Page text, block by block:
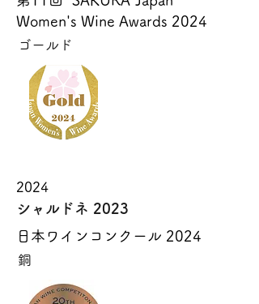
Women's Wine Awards 2024
ゴールド
2024
シャルドネ 2023
日本ワインコンクール 2024
銅